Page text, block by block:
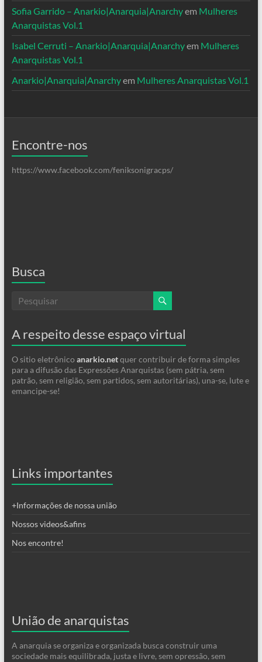
Sofia Garrido – Anarkio|Anarquia|Anarchyem Mulheres
Anarquistas Vol.1
Isabel Cerruti – Anarkio|Anarquia|Anarchyem Mulheres
Anarquistas Vol.1
Anarkio|Anarquia|Anarchyem Mulheres Anarquistas Vol.1
Encontre-nos
https://www.facebook.com/feniksonigracps/
Busca
A respeito desse espaço virtual
O sitio eletrônico anarkio.netquer contribuir de forma simples
para a difusão das Expressões Anarquistas (sem pátria, sem
patrão, sem religião, sem partidos, sem autoritárias), una-se, lute e
emancipe-se!
Links importantes
+Informações de nossa união
Nossos videos&afins
Nos encontre!
União de anarquistas
A anarquia se organiza e organizada busca construir uma
sociedade mais equilibrada, justa e livre, sem opressão, sem